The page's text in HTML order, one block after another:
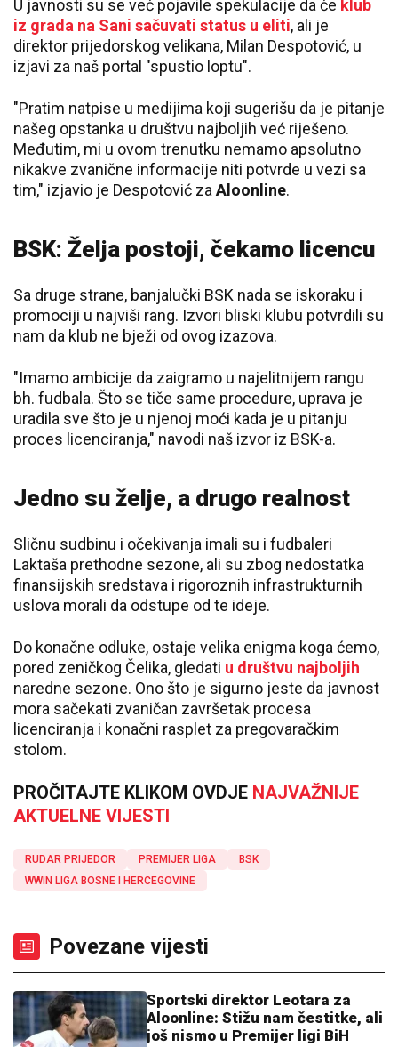
U javnosti su se već pojavile spekulacije da će klub
iz grada na Sani sačuvati status u eliti, ali je
direktor prijedorskog velikana, Milan Despotović, u
izjavi za naš portal "spustio loptu".
"Pratim natpise u medijima koji sugerišu da je pitanje
našeg opstanka u društvu najboljih već riješeno.
Međutim, mi u ovom trenutku nemamo apsolutno
nikakve zvanične informacije niti potvrde u vezi sa
tim," izjavio je Despotović zaAloonline.
BSK: Želja postoji, čekamo licencu
Sa druge strane, banjalučki BSK nada se iskoraku i
promociji u najviši rang. Izvori bliski klubu potvrdili su
nam da klub ne bježi od ovog izazova.
"Imamo ambicije da zaigramo u najelitnijem rangu
bh. fudbala. Što se tiče same procedure, uprava je
uradila sve što je u njenoj moći kada je u pitanju
proces licenciranja," navodi naš izvor iz BSK-a.
Jedno su želje, a drugo realnost
Sličnu sudbinu i očekivanja imali su i fudbaleri
Laktaša prethodne sezone, ali su zbog nedostatka
finansijskih sredstava i rigoroznih infrastrukturnih
uslova morali da odstupe od te ideje.
Do konačne odluke, ostaje velika enigma koga ćemo,
pored zeničkog Čelika, gledati u društvu najboljih
naredne sezone. Ono što je sigurno jeste da javnost
mora sačekati zvaničan završetak procesa
licenciranja i konačni rasplet za pregovaračkim
stolom.
PROČITAJTE KLIKOM OVDJE NAJVAŽNIJE
AKTUELNE VIJESTI
RUDAR PRIJEDOR PREMIJER LIGA
BSK
WWIN LIGA BOSNE I HERCEGOVINE
Povezane vijesti
Sportski direktor Leotara za
Aloonline: Stižu nam čestitke, ali
još nismo u Premijer ligi BiH